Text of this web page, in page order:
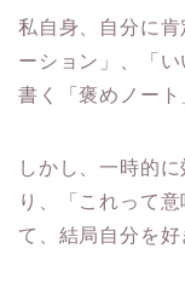
私自身、自分に
ーション」、「
書く「褒めノート
しかし、一時的
り、「これって
て、結局自分を好